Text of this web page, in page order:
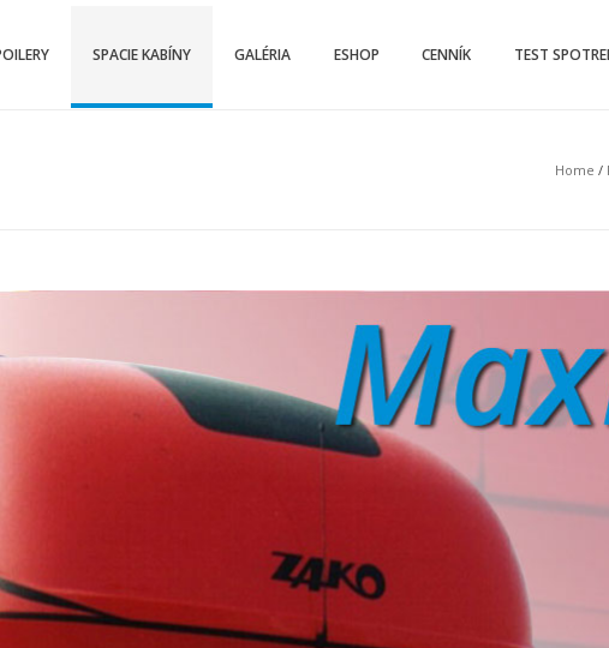
SPACIE KABÍNY GALÉRIA ESHOP CENNÍK TEST
Home /